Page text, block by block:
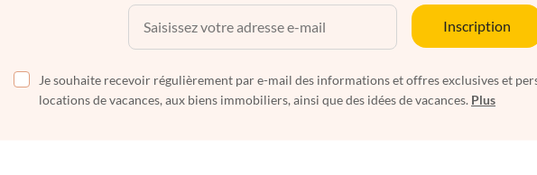
Inscription
Je souhaite recevoir régulièrement par e-mail des informations et offres exclusives et
locations de vacances, aux biens immobiliers, ainsi que des idées de vacances. Plus